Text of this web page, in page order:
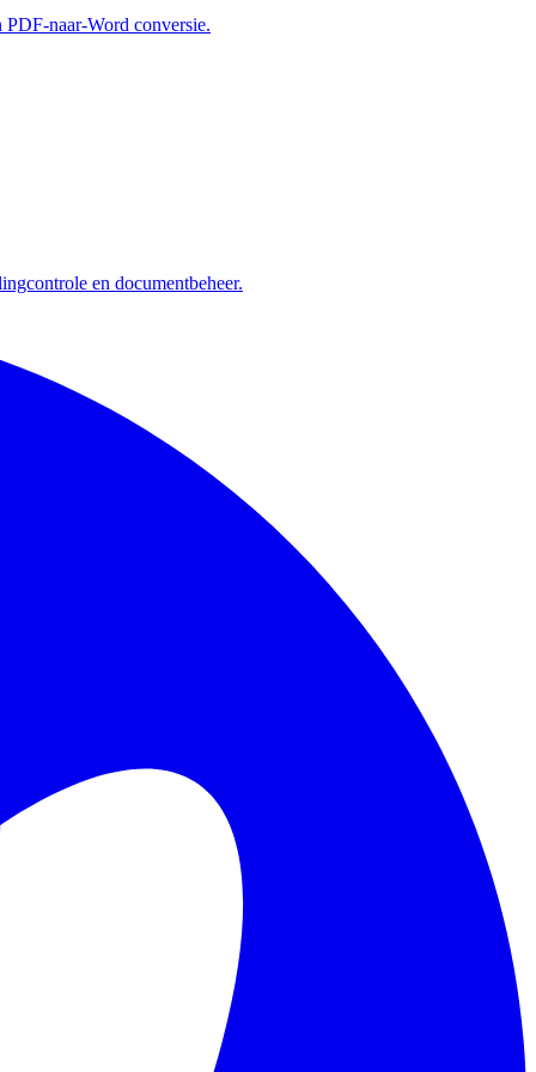
naar-Word conversie.
en documentbeheer.